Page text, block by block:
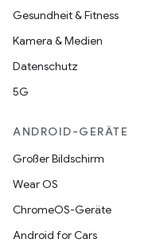
Gesundheit & Fitness
Kamera & Medien
Datenschutz
5G
ANDROID-GERÄTE
Großer Bildschirm
Wear OS
ChromeOS-Geräte
Android for Cars